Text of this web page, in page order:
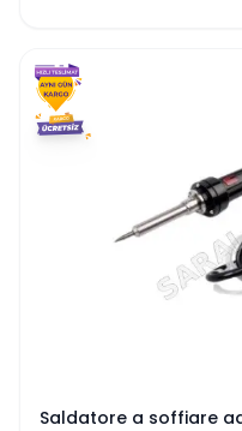
Saldatore a soffiare